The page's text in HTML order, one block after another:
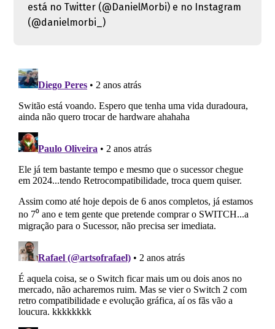
está no Twitter (@DanielMorbi) e no Instagram
(@danielmorbi_)